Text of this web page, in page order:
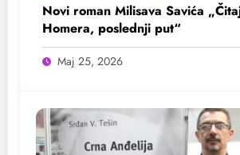
Novi roman Milisava Savića
Homera, poslednji put“
Maj 25, 2026